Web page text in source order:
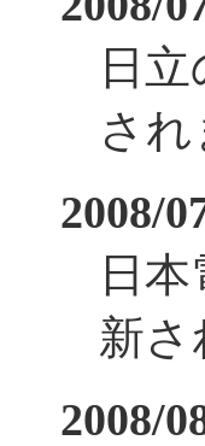
日
され
2008/
日
新さ
2008/